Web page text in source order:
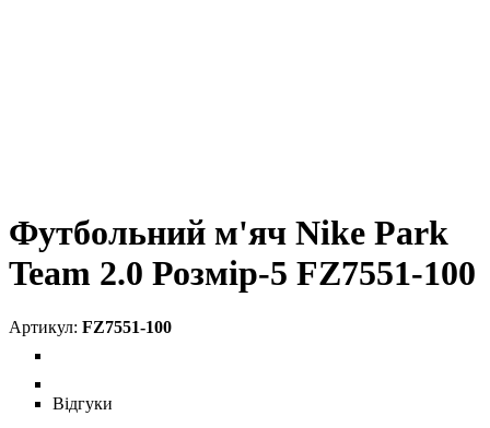
Футбольний м'яч Nike Park
Team 2.0 Розмір-5 FZ7551-100
FZ7551-100
Відгуки